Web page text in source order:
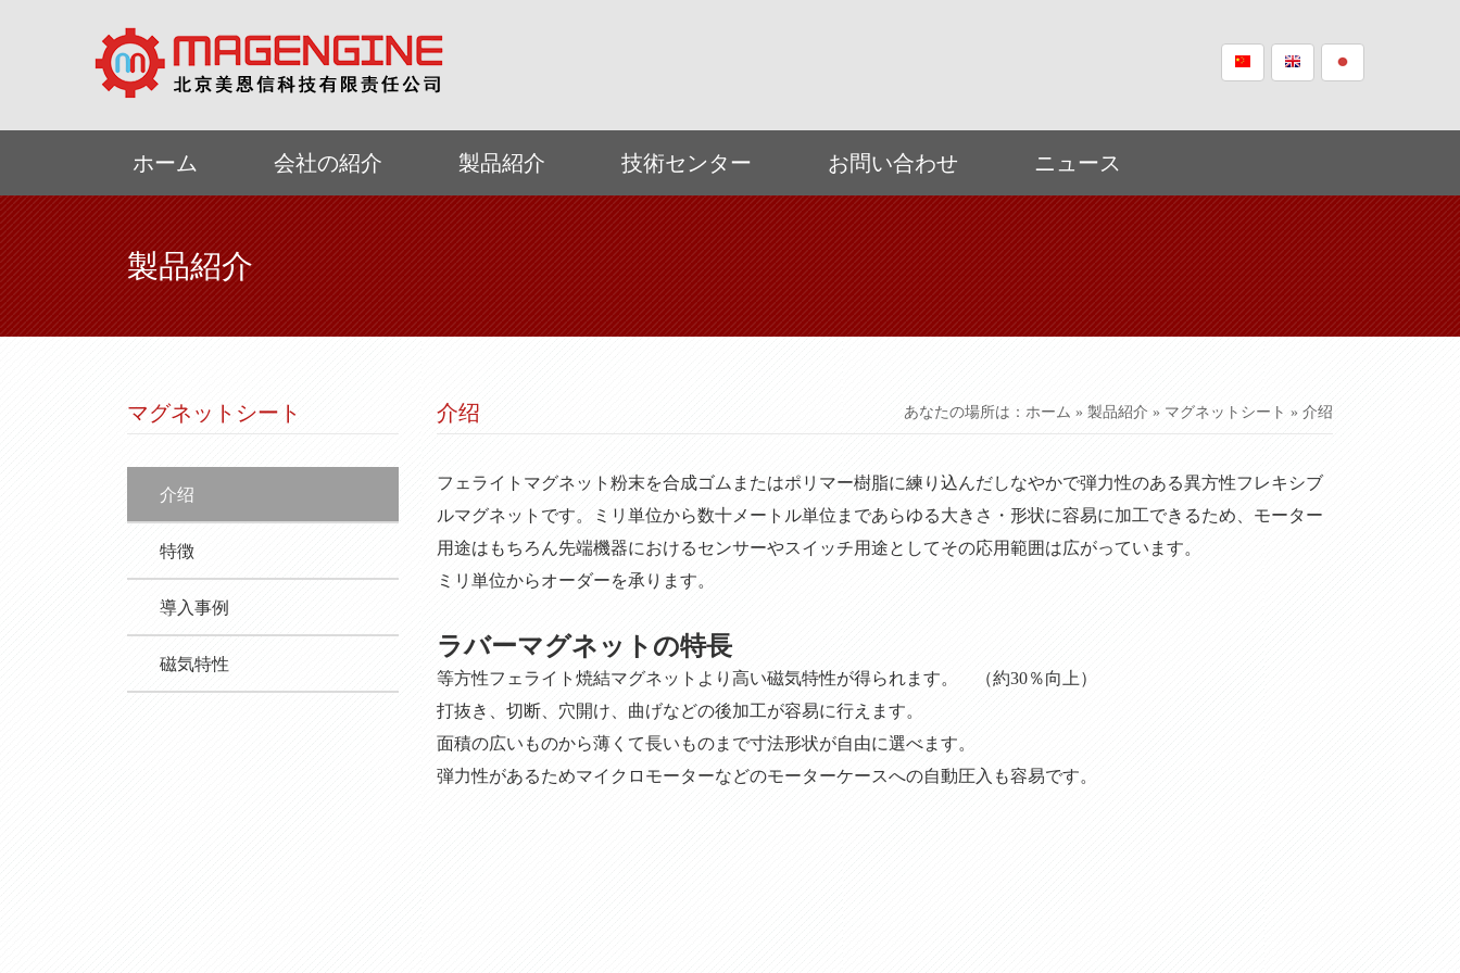
ホーム 会社の紹介 製品紹介 技術センター お問い合わせ ニュース
製品紹介
マグネットシート
介绍
特徴
導入事例
磁気特性
介绍 あなたの場所は： ホーム » 製品紹介 » マグネットシート » 介绍
フェライトマグネット粉末を合成ゴムまたはポリマー樹脂に練り込んだしなやかで弾力性のある異方性フレキシブ
ルマグネットです。ミリ単位から数十メートル単位まであらゆる大きさ・形状に容易に加工できるため、モーター
用途はもちろん先端機器におけるセンサーやスイッチ用途としてその応用範囲は広がっています。
ミリ単位からオーダーを承ります。
ラバーマグネットの特長
等方性フェライト焼結マグネットより高い磁気特性が得られます。 （約30％向上）
打抜き、切断、穴開け、曲げなどの後加工が容易に行えます。
面積の広いものから薄くて長いものまで寸法形状が自由に選べます。
弾力性があるためマイクロモーターなどのモーターケースへの自動圧入も容易です。